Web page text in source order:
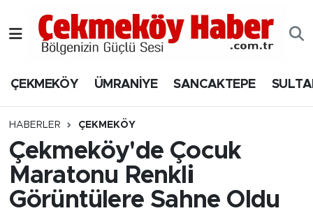
ÇEKMEKÖY ÜMRANİYE SANCAKTEPE
HABERLER ÇEKMEKÖY
Çekmeköy'de Çocuk
Maratonu Renkli
Görüntülere Sahne Oldu
Nöbetçi Eczaneler
Hava Durumu
Namaz Vakitleri
Trafik Durumu
Süper Lig Puan Durumu ve Fikstür